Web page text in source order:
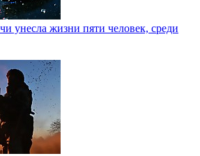
унесла жизни пяти человек, среди